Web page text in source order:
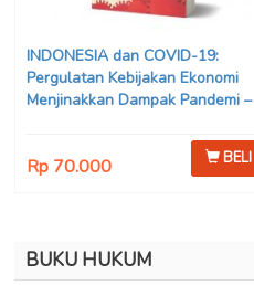
INDONESIA dan COVID-19:
Pergulatan Kebijakan Ekonomi
Menjinakkan Dampak Pandemi –
Rp 70.000 BELI
BUKU HUKUM